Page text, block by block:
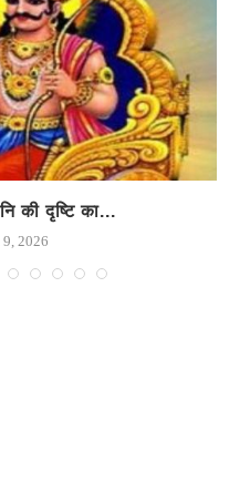
की दृष्टि का...
2026